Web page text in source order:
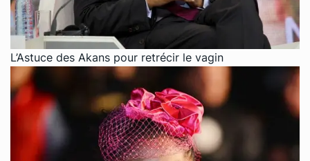
L’Astuce des Akans pour retrécir le vagin